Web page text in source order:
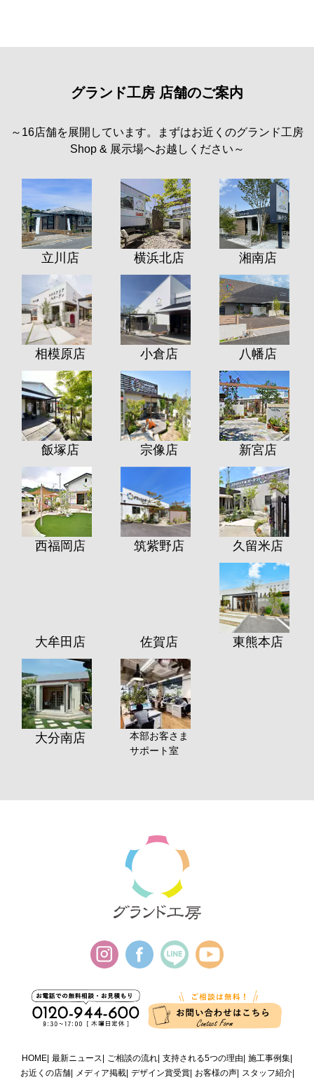
グランド工房 店舗のご案内
～16店舗を展開しています。まずはお近くのグランド工房
Shop & 展示場へお越しください～
立川店 横浜北店 湘南店
相模原店 小倉店 八幡店
飯塚店 宗像店 新宮店
西福岡店 筑紫野店 久留米店
大牟田店 佐賀店 東熊本店
大分南店
本部お客さま
サポート室
HOME 最新ニュース ご相談の流れ 支持される5つの理由 施工事例集
お近くの店舗
メディア掲載 デザイン賞受賞 お客様の声 スタッフ紹介